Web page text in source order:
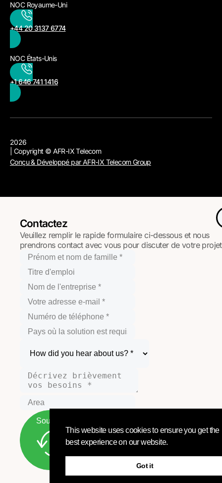
NOC Royaume-Uni
+44 20 3137 6774
NOC États-Unis
+1 646 741 1416
2026
| Copyright © AFR-IX Telecom
Conçu & Développé par AFR-IX Telecom Group
Contactez
Veuillez remplir le rapide formulaire ci-dessous et nous
prendrons contact avec vous pour discuter de votre
Soumettre
This website uses cookies to ensure you get the
best experience on our website.
Got it